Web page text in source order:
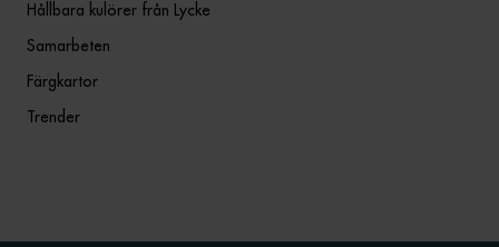
Hållbara kulörer från Lycke
Samarbeten
Färgkartor
Trender